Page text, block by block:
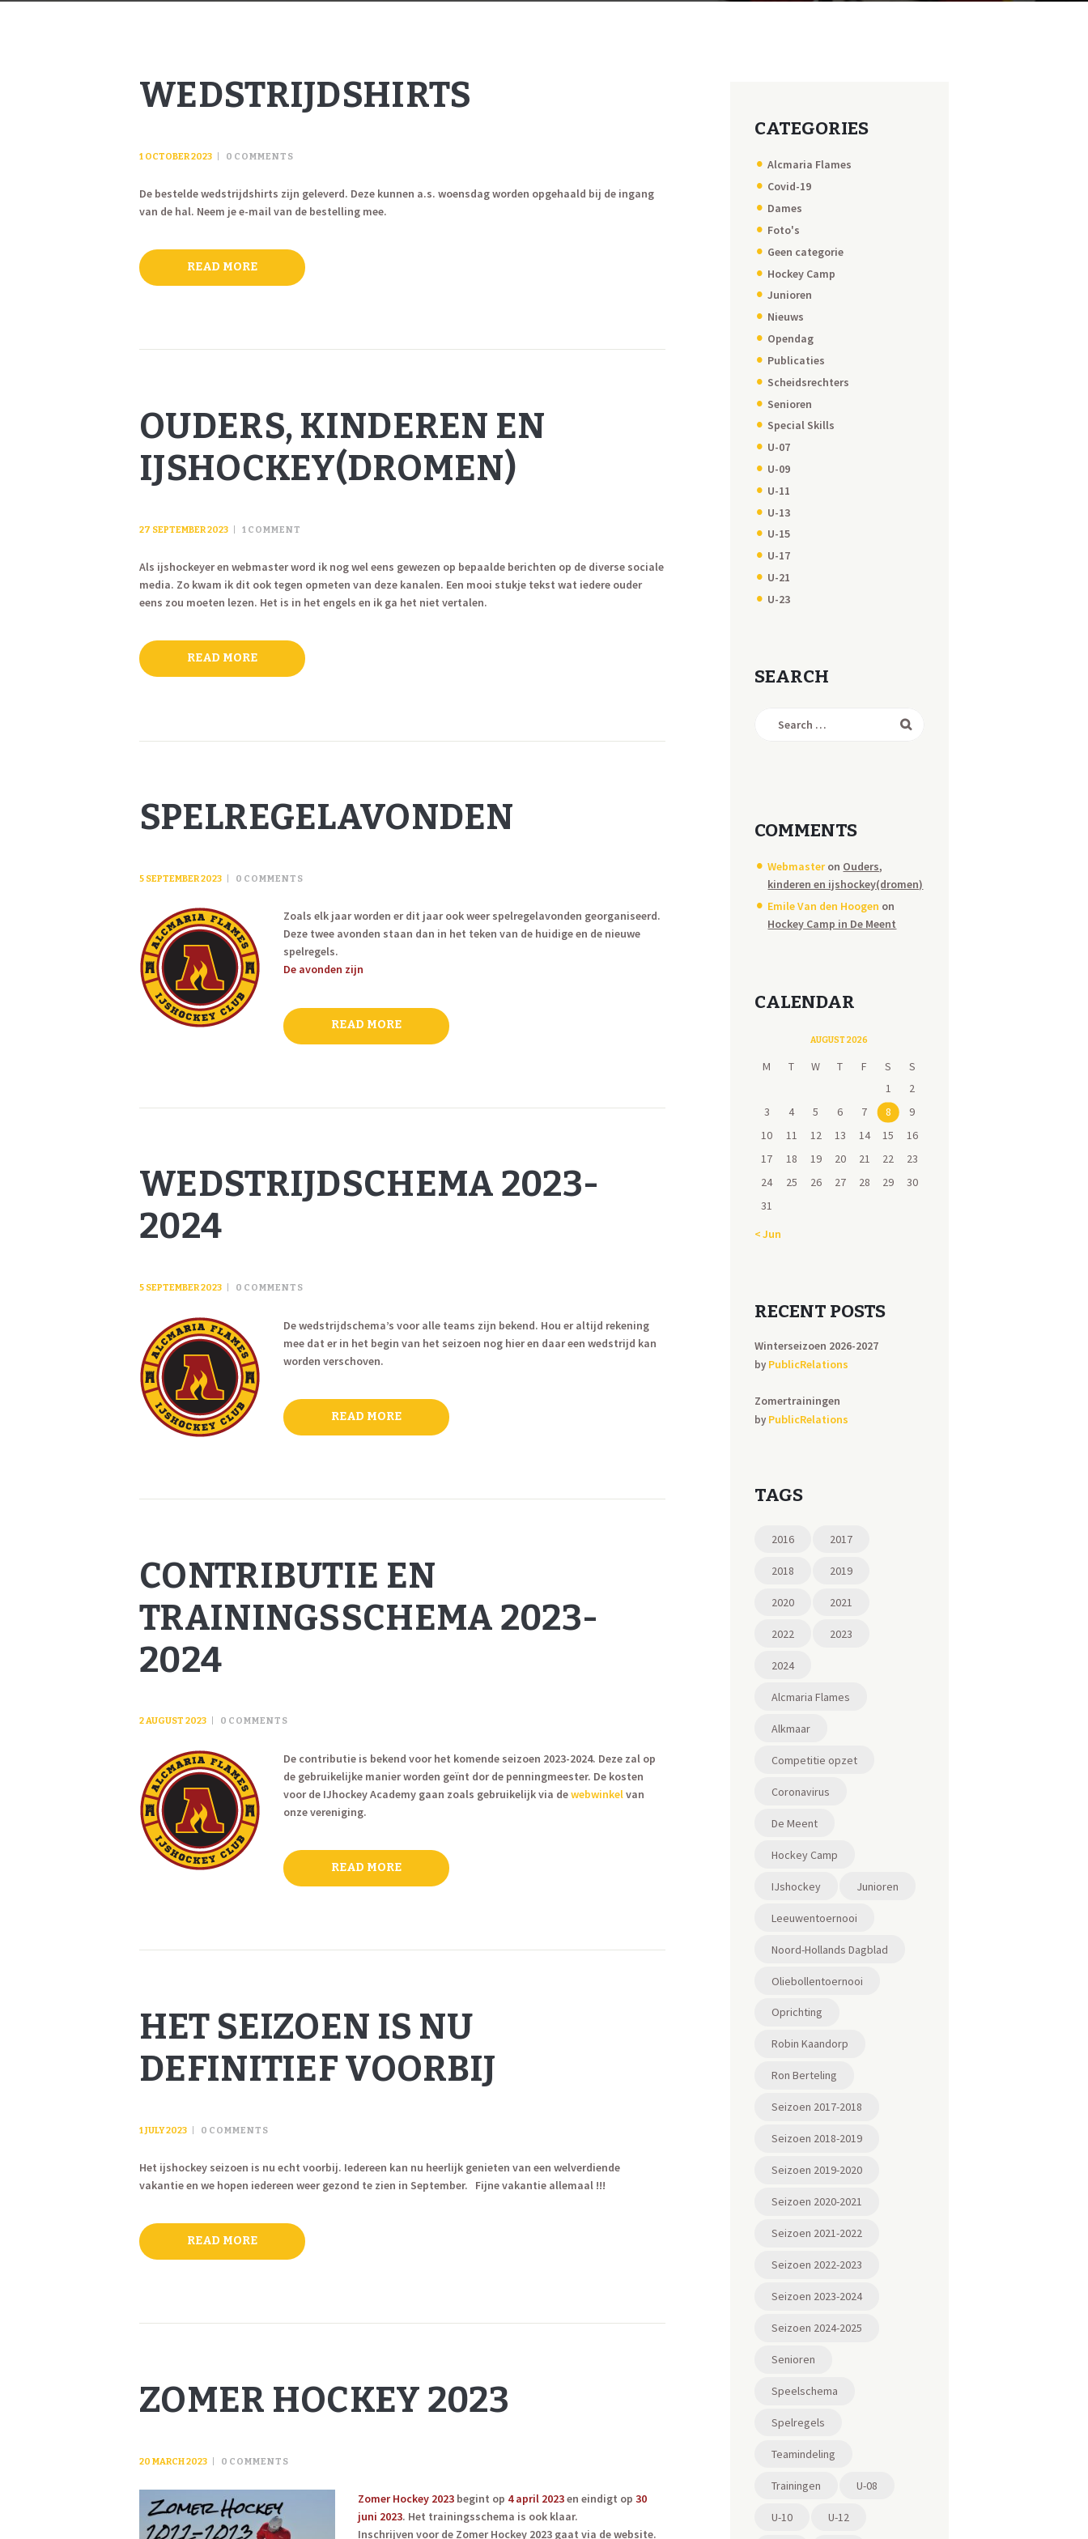
WEDSTRIJDSHIRTS
1 OCTOBER 2023 0 COMMENTS
De bestelde wedstrijdshirts zijn geleverd. Deze kunnen a.s. woensdag worden opgehaald bij de ingang
van de hal. Neem je e-mail van de bestelling mee.
READ MORE
OUDERS, KINDEREN EN
IJSHOCKEY(DROMEN)
27 SEPTEMBER 2023 1 COMMENT
Als ijshockeyer en webmaster word ik nog wel eens gewezen op bepaalde berichten op de diverse sociale
media. Zo kwam ik dit ook tegen opmeten van deze kanalen. Een mooi stukje tekst wat iedere ouder
eens zou moeten lezen. Het is in het engels en ik ga het niet vertalen.
READ MORE
SPELREGELAVONDEN
5 SEPTEMBER 2023 0 COMMENTS
Zoals elk jaar worden er dit jaar ook weer spelregelavonden georganiseerd.
Deze twee avonden staan dan in het teken van de huidige en de nieuwe
spelregels.
De avonden zijn
READ MORE
WEDSTRIJDSCHEMA 2023-
2024
5 SEPTEMBER 2023 0 COMMENTS
De wedstrijdschema’s voor alle teams zijn bekend. Hou er altijd rekening
mee dat er in het begin van het seizoen nog hier en daar een wedstrijd kan
worden verschoven.
READ MORE
CONTRIBUTIE EN
TRAININGSSCHEMA 2023-
2024
2 AUGUST 2023 0 COMMENTS
De contributie is bekend voor het komende seizoen 2023-2024. Deze zal op
de gebruikelijke manier worden geïnt dor de penningmeester. De kosten
voor de IJhockey Academy gaan zoals gebruikelijk via dewebwinkelvan
onze vereniging.
READ MORE
HET SEIZOEN IS NU
DEFINITIEF VOORBIJ
1 JULY 2023 0 COMMENTS
Het ijshockey seizoen is nu echt voorbij. Iedereen kan nu heerlijk genieten van een welverdiende
vakantie en we hopen iedereen weer gezond te zien in September. Fijne vakantie allemaal !!!
READ MORE
ZOMER HOCKEY 2023
20 MARCH 2023 0 COMMENTS
Zomer Hockey 2023 begint op 4 april 2023en eindigt op 30
juni 2023. Het trainingsschema is ook klaar.
Inschrijven voor de Zomer Hockey 2023 gaat via de website.
CATEGORIES
Alcmaria Flames
Covid-19
Dames
Foto's
Geen categorie
Hockey Camp
Junioren
Nieuws
Opendag
Publicaties
Scheidsrechters
Senioren
Special Skills
U-07
U-09
U-11
U-13
U-15
U-17
U-21
U-23
SEARCH
COMMENTS
Webmasteron Ouders,
kinderen en ijshockey(dromen)
Emile Van den Hoogen on
Hockey Camp in De Meent
CALENDAR
AUGUST 2026
M T W T F S
S
1
2
3
4 5 6 7 8
9
10
11 12 13 14 15
16
17
18 19 20 21 22
23
24
25 26 27 28 29
30
31
« Jun
RECENT POSTS
Winterseizoen 2026-2027
by PublicRelations
Zomertrainingen
by PublicRelations
TAGS
2016 2017
2018 2019
2020 2021
2022 2023
2024
Alcmaria Flames
Alkmaar
Competitie opzet
Coronavirus
De Meent
Hockey Camp
IJshockey Junioren
Leeuwentoernooi
Noord-Hollands Dagblad
Oliebollentoernooi
Oprichting
Robin Kaandorp
Ron Berteling
Seizoen 2017-2018
Seizoen 2018-2019
Seizoen 2019-2020
Seizoen 2020-2021
Seizoen 2021-2022
Seizoen 2022-2023
Seizoen 2023-2024
Seizoen 2024-2025
Senioren
Speelschema
Spelregels
Teamindeling
Trainingen U-08
U-10 U-12